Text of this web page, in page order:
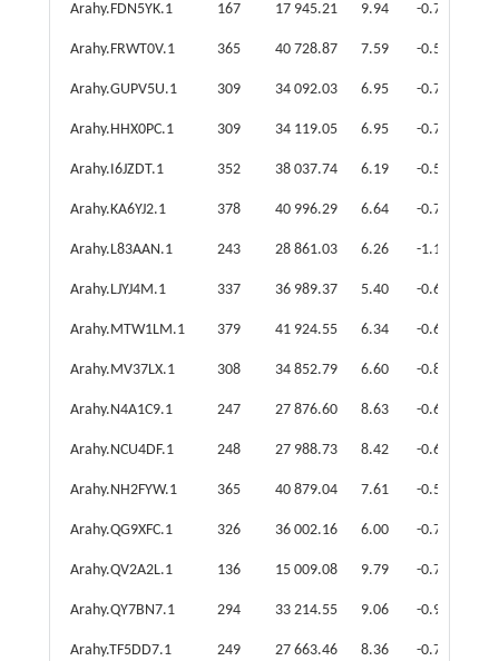
Arahy.FDN5YK.1 167 17 945.21 9.94 -0.76
Arahy.FRWT0V.1 365 40 728.87 7.59 -0.56
Arahy.GUPV5U.1 309 34 092.03 6.95 -0.78
Arahy.HHX0PC.1 309 34 119.05 6.95 -0.77
Arahy.I6JZDT.1 352 38 037.74 6.19 -0.50
Arahy.KA6YJ2.1 378 40 996.29 6.64 -0.73
Arahy.L83AAN.1 243 28 861.03 6.26 -1.19
Arahy.LJYJ4M.1 337 36 989.37 5.40 -0.61
Arahy.MTW1LM.1 379 41 924.55 6.34 -0.69
Arahy.MV37LX.1 308 34 852.79 6.60 -0.84
Arahy.N4A1C9.1 247 27 876.60 8.63 -0.62
Arahy.NCU4DF.1 248 27 988.73 8.42 -0.60
Arahy.NH2FYW.1 365 40 879.04 7.61 -0.59
Arahy.QG9XFC.1 326 36 002.16 6.00 -0.70
Arahy.QV2A2L.1 136 15 009.08 9.79 -0.78
Arahy.QY7BN7.1 294 33 214.55 9.06 -0.94
Arahy.TF5DD7.1 249 27 663.46 8.36 -0.79